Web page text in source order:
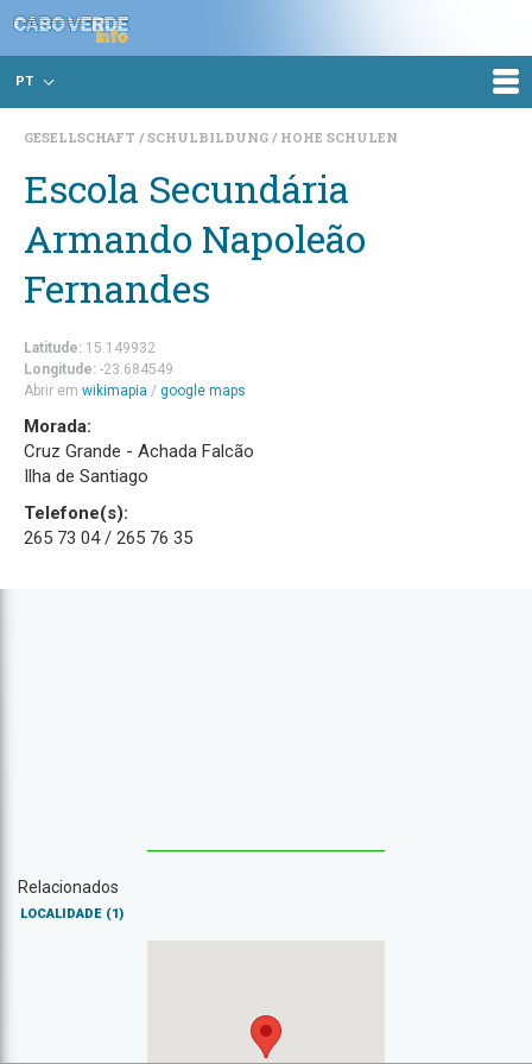
PT
GESELLSCHAFT SCHULBILDUNG HOHE SCHULEN
Escola Secundária
Armando Napoleão
Fernandes
Latitude: 15.149932
Longitude: -23.684549
Abrir em wikimapia / google maps
Morada:
Cruz Grande - Achada Falcão
Ilha de Santiago
Telefone(s):
265 73 04 / 265 76 35
Relacionados
LOCALIDADE (1)